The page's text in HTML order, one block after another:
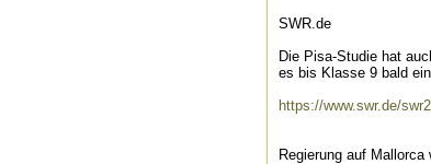
SWR.de
Die Pisa-Studie hat
es bis Klasse 9 bald
https://www.swr.de/
Regierung auf